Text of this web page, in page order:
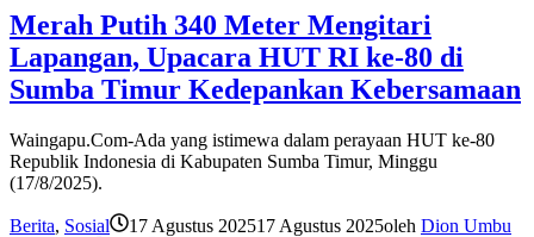
Merah Putih 340 Meter Mengitari
Lapangan, Upacara HUT RI ke-80 di
Sumba Timur Kedepankan Kebersamaan
Waingapu.Com-Ada yang istimewa dalam perayaan HUT ke-80
Republik Indonesia di Kabupaten Sumba Timur, Minggu
(17/8/2025).
Berita, Sosial 17 Agustus 202517 Agustus 2025oleh Dion Umbu